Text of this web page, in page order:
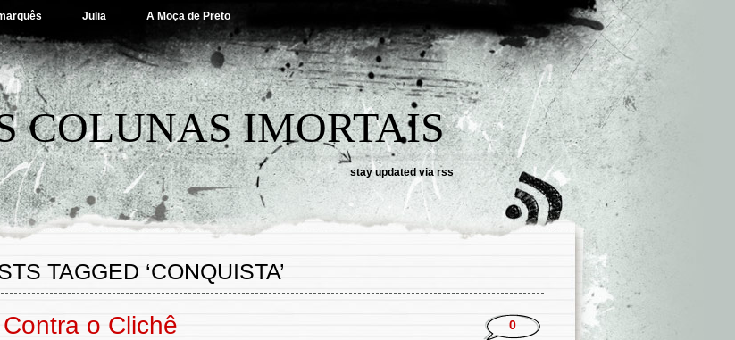
Julia A Moça de Preto
COLUNAS IMORTAIS
stay updated viarss
TAGGED ‘CONQUISTA’
Contra o Clichê 0